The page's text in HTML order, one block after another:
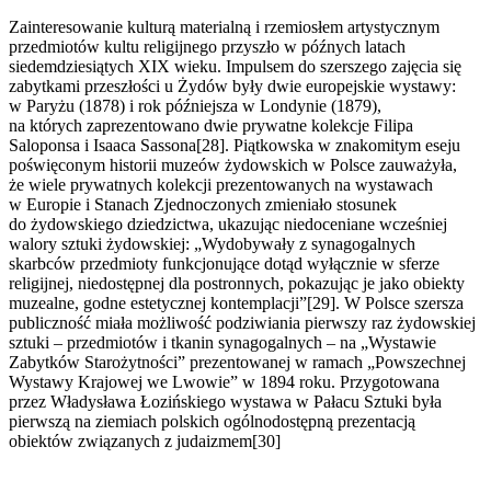
Zainteresowanie kulturą materialną i rzemiosłem artystycznym
przedmiotów kultu religijnego przyszło w późnych latach
siedemdziesiątych XIX wieku. Impulsem do szerszego zajęcia się
zabytkami przeszłości u Żydów były dwie europejskie wystawy:
w Paryżu (1878) i rok późniejsza w Londynie (1879),
na których zaprezentowano dwie prywatne kolekcje Filipa
Saloponsa i Isaaca Sassona[28]. Piątkowska w znakomitym eseju
poświęconym historii muzeów żydowskich w Polsce zauważyła,
że wiele prywatnych kolekcji prezentowanych na wystawach
w Europie i Stanach Zjednoczonych zmieniało stosunek
do żydowskiego dziedzictwa, ukazując niedoceniane wcześniej
walory sztuki żydowskiej: „Wydobywały z synagogalnych
skarbców przedmioty funkcjonujące dotąd wyłącznie w sferze
religijnej, niedostępnej dla postronnych, pokazując je jako obiekty
muzealne, godne estetycznej kontemplacji”[29]. W Polsce szersza
publiczność miała możliwość podziwiania pierwszy raz żydowskiej
sztuki – przedmiotów i tkanin synagogalnych – na „Wystawie
Zabytków Starożytności” prezentowanej w ramach „Powszechnej
Wystawy Krajowej we Lwowie” w 1894 roku. Przygotowana
przez Władysława Łozińskiego wystawa w Pałacu Sztuki była
pierwszą na ziemiach polskich ogólnodostępną prezentacją
obiektów związanych z judaizmem[30]